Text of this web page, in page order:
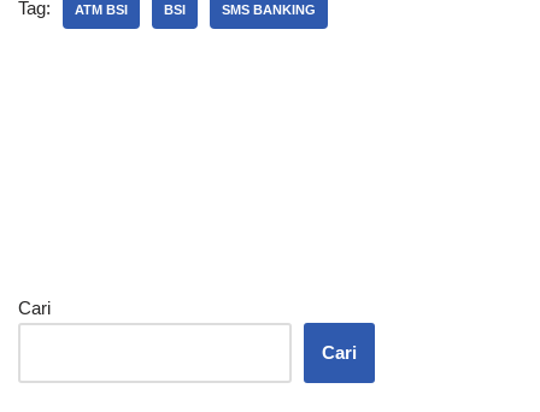
Tag: ATM BSI BSI SMS BANKING
Cari
Cari